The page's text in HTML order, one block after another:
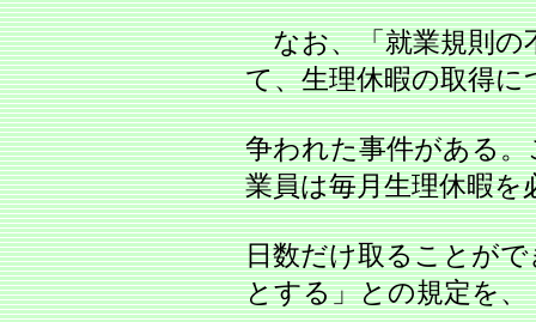
なお、「就業規則の
て、生理休暇の取得に
争われた事件がある
業員は毎月生理休暇を
日数だけ取ることが
とする」との規定を、